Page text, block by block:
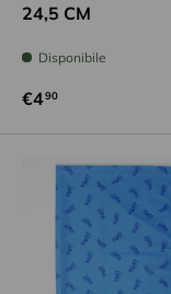
24,5 CM
Disponibile
€490